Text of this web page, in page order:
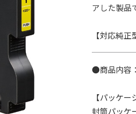
アした製品
【対応純
●商品内容
【パッケー
封筒パッケ